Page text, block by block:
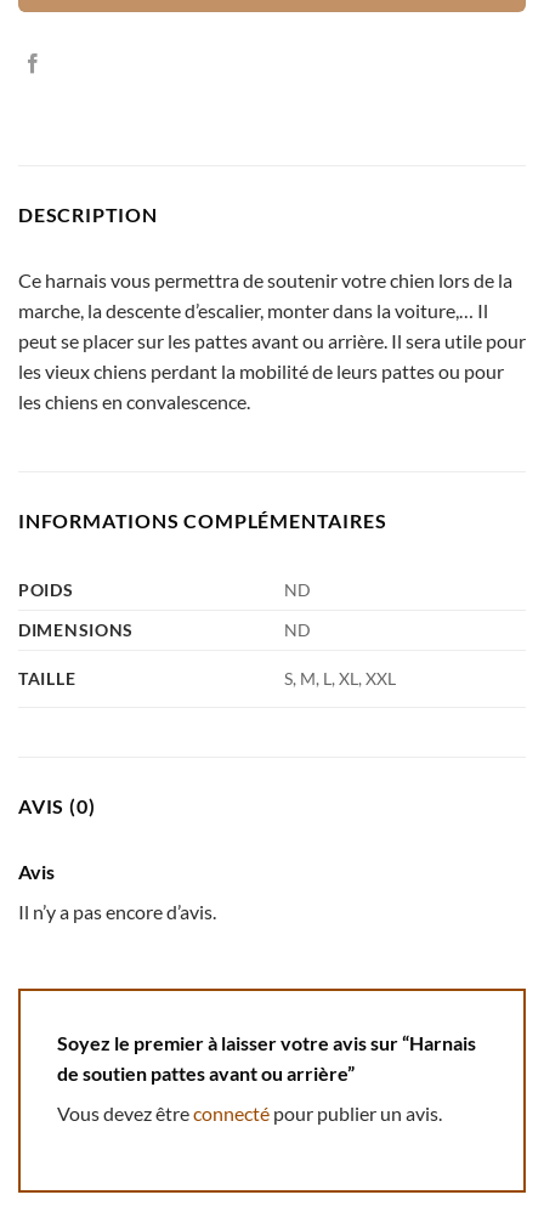
DESCRIPTION
Ce harnais vous permettra de soutenir votre chien lors de la
marche, la descente d’escalier, monter dans la voiture,… Il
peut se placer sur les pattes avant ou arrière. Il sera utile pour
les vieux chiens perdant la mobilité de leurs pattes ou pour
les chiens en convalescence.
INFORMATIONS COMPLÉMENTAIRES
POIDS
ND
DIMENSIONS
ND
TAILLE S, M, L, XL, XXL
AVIS (0)
Avis
Il n’y a pas encore d’avis.
Soyez le premier à laisser votre avis sur “Harnais
de soutien pattes avant ou arrière”
Vous devez êtreconnecté pour publier un avis.